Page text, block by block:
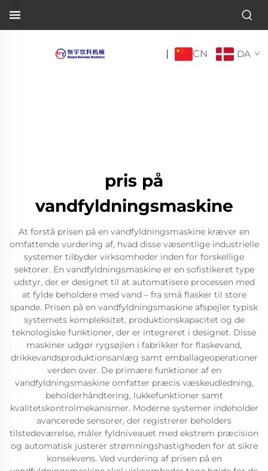
| CN DA
pris på
vandfyldningsmaskine
At forstå prisen på en vandfyldningsmaskine kræver en
omfattende vurdering af, hvad disse væsentlige industrielle
systemer tilbyder virksomheder inden for forskellige
sektorer. En vandfyldningsmaskine er en sofistikeret type
udstyr, der er designet til at automatisere processen med
at fylde beholdere med vand – fra små flasker til store
spande. Prisen på en vandfyldningsmaskine afspejler typisk
systemets kompleksitet, produktionskapacitet og de
teknologiske funktioner, der er integreret i designet. Disse
maskiner udgør rygsøjlen i fabrikker for flaskevand,
drikkevandsproduktionsanlæg samt emballageoperationer
verden over. De primære funktioner af en
vandfyldningsmaskine omfatter præcis væskeudledning,
beholderhåndtering, lukkefunktioner samt
kvalitetskontrolmekanismer. Moderne systemer indeholder
avancerede sensorer, der registrerer beholders
tilstedeværelse, måler fyldniveauet med ekstrem præcision
og automatisk justerer strømningshastigheden for at sikre
konsekvens. Ved vurdering af prisen på en